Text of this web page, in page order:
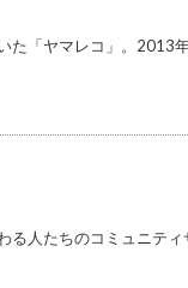
た「ヤマレコ」。2013
る人たちのコミュニティ